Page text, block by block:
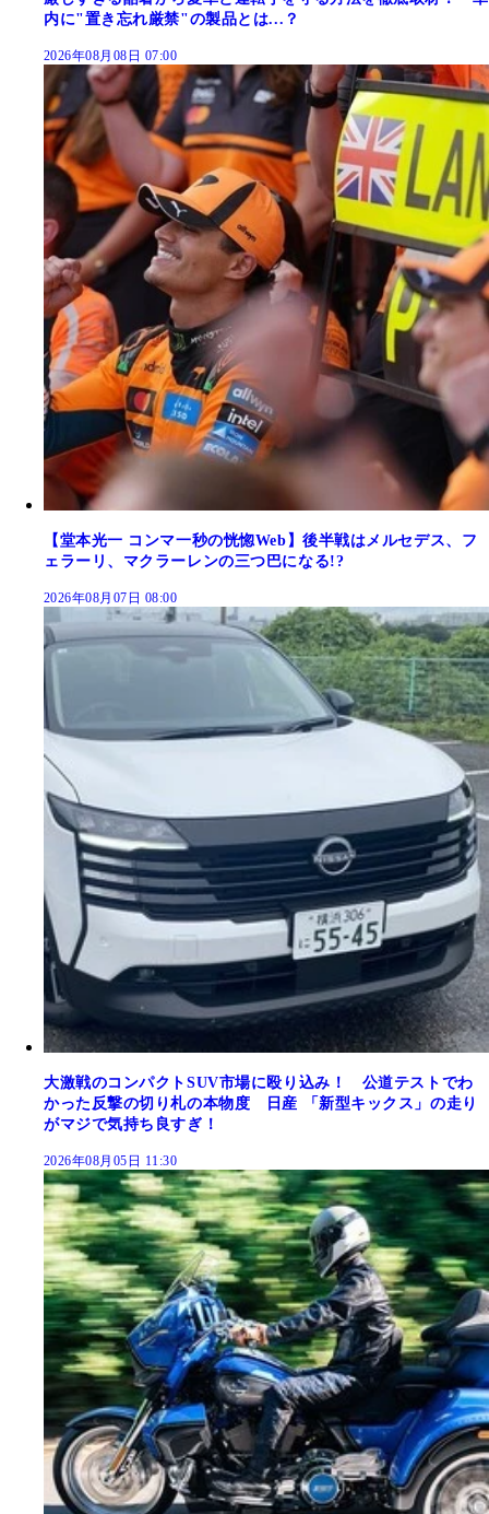
内に"置き忘れ厳禁"の製品とは...？
2026年08月08日 07:00
【堂本光一 コンマ一秒の恍惚Web】後半戦はメルセデス、フ
ェラーリ、マクラーレンの三つ巴になる!?
2026年08月07日 08:00
大激戦のコンパクトSUV市場に殴り込み！ 公道テストでわ
かった反撃の切り札の本物度 日産 「新型キックス」の走り
がマジで気持ち良すぎ！
2026年08月05日 11:30